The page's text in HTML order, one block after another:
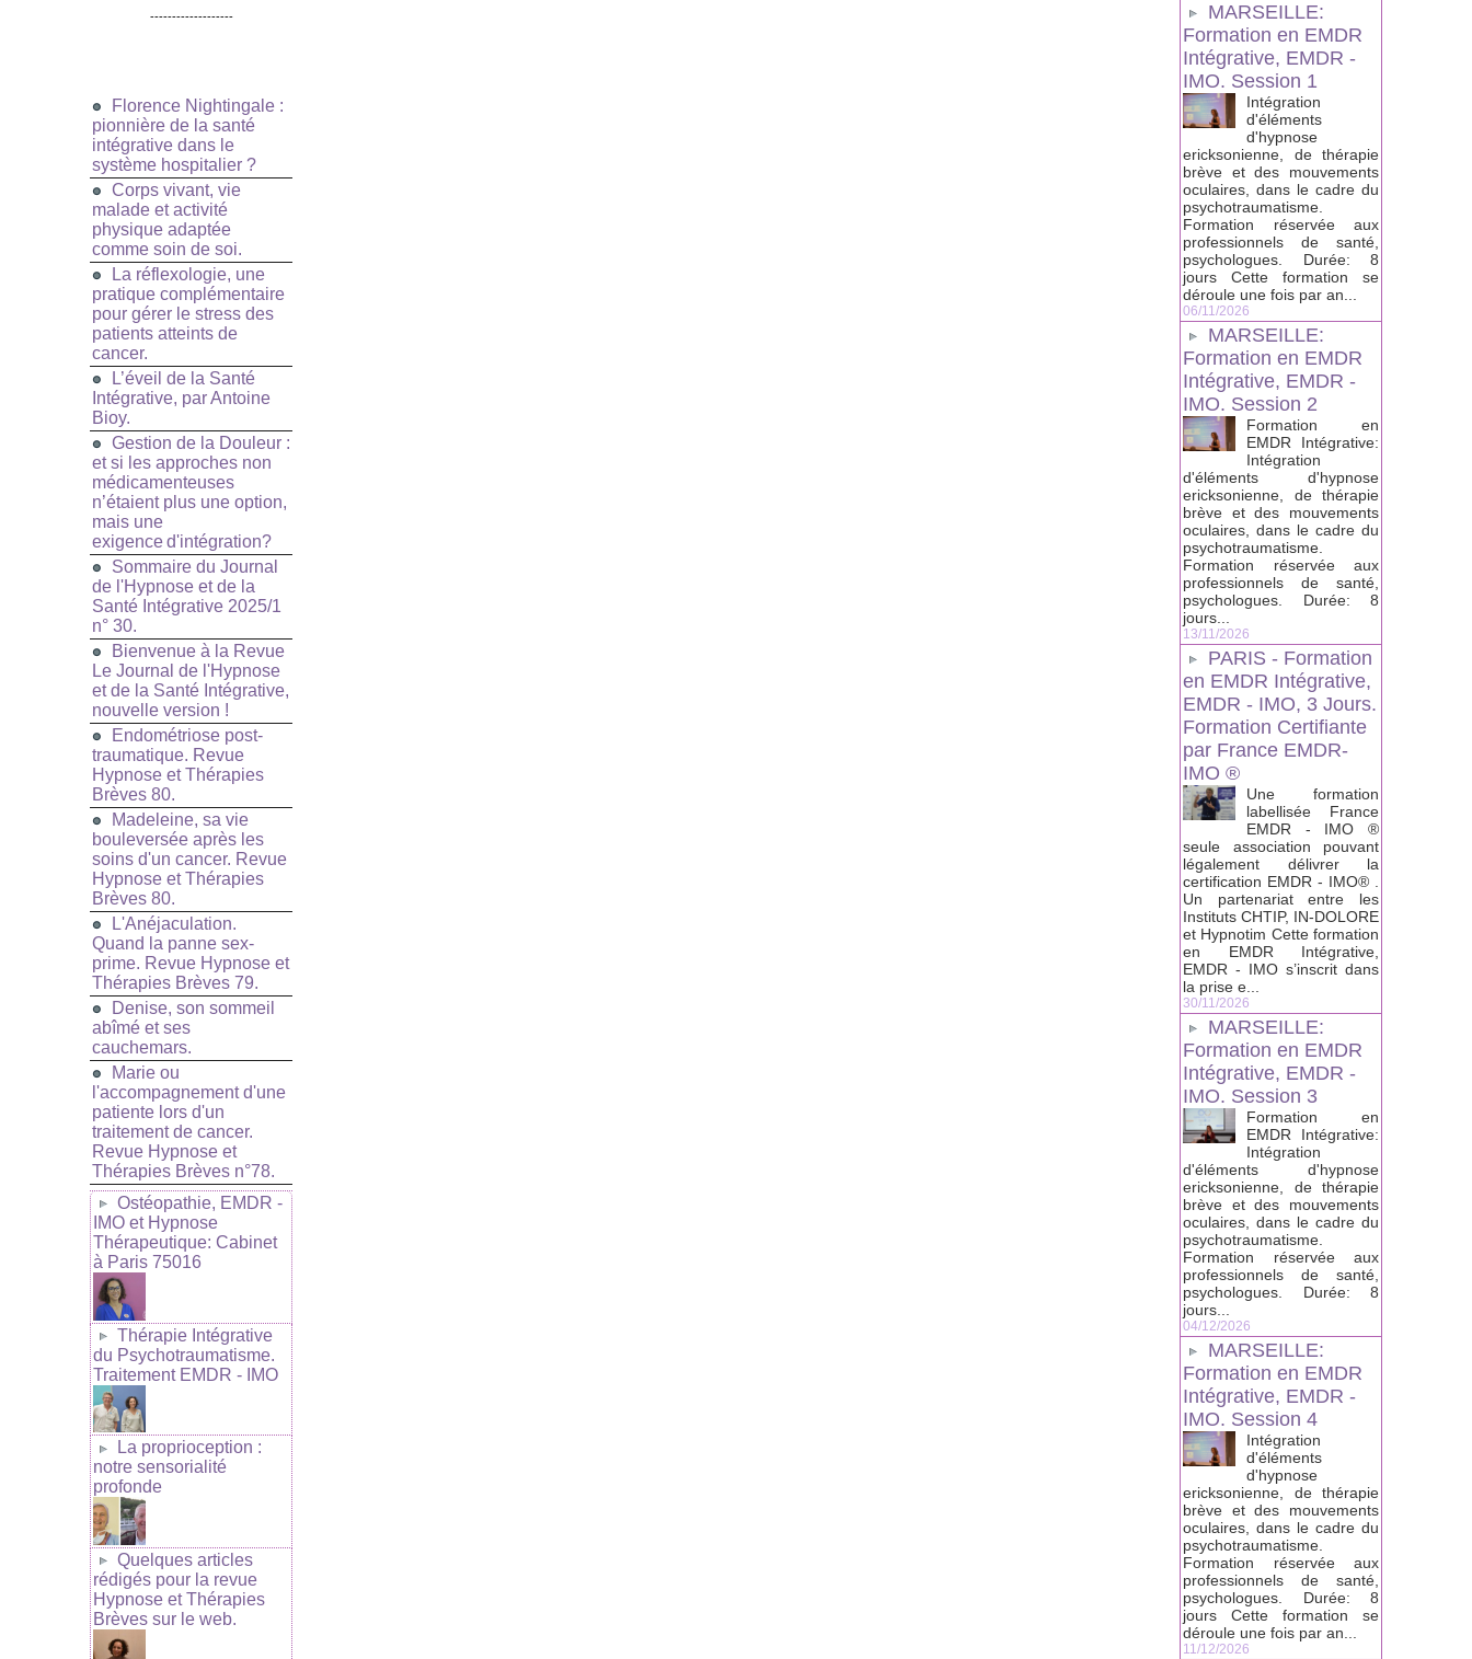
-------------------
Florence Nightingale :
pionnière de la santé
intégrative dans le
système hospitalier ?
Corps vivant, vie
malade et activité
physique adaptée
comme soin de soi.
La réflexologie, une
pratique complémentaire
pour gérer le stress des
patients atteints de
cancer.
L’éveil de la Santé
Intégrative, par Antoine
Bioy.
Gestion de la Douleur :
et si les approches non
médicamenteuses
n’étaient plus une option,
mais une
exigence d'intégration?
Sommaire du Journal
de l'Hypnose et de la
Santé Intégrative 2025/1
n° 30.
Bienvenue à la Revue
Le Journal de l'Hypnose
et de la Santé Intégrative,
nouvelle version !
Endométriose post-
traumatique. Revue
Hypnose et Thérapies
Brèves 80.
Madeleine, sa vie
bouleversée après les
soins d'un cancer. Revue
Hypnose et Thérapies
Brèves 80.
L'Anéjaculation.
Quand la panne sex-
prime. Revue Hypnose et
Thérapies Brèves 79.
Denise, son sommeil
abîmé et ses
cauchemars.
Marie ou
l'accompagnement d'une
patiente lors d'un
traitement de cancer.
Revue Hypnose et
Thérapies Brèves n°78.
Ostéopathie, EMDR -
IMO et Hypnose
Thérapeutique: Cabinet
à Paris 75016
Thérapie Intégrative
du Psychotraumatisme.
Traitement EMDR - IMO
La proprioception :
notre sensorialité
profonde
Quelques articles
rédigés pour la revue
Hypnose et Thérapies
Brèves sur le web.
MARSEILLE:
Formation en EMDR
Intégrative, EMDR -
IMO. Session 1
Intégration
d'éléments
d'hypnose
ericksonienne, de thérapie
brève et des mouvements
oculaires, dans le cadre du
psychotraumatisme.
Formation réservée aux
professionnels de santé,
psychologues. Durée: 8
jours Cette formation se
déroule une fois par an...
06/11/2026
MARSEILLE:
Formation en EMDR
Intégrative, EMDR -
IMO. Session 2
Formation en
EMDR Intégrative:
Intégration
d'éléments d'hypnose
ericksonienne, de thérapie
brève et des mouvements
oculaires, dans le cadre du
psychotraumatisme.
Formation réservée aux
professionnels de santé,
psychologues. Durée: 8
jours...
13/11/2026
PARIS - Formation
en EMDR Intégrative,
EMDR - IMO, 3 Jours.
Formation Certifiante
par France EMDR-
IMO ®
Une formation
labellisée France
EMDR - IMO ®
seule association pouvant
légalement délivrer la
certification EMDR - IMO® .
Un partenariat entre les
Instituts CHTIP, IN-DOLORE
et Hypnotim Cette formation
en EMDR Intégrative,
EMDR - IMO s’inscrit dans
la prise e...
30/11/2026
MARSEILLE:
Formation en EMDR
Intégrative, EMDR -
IMO. Session 3
Formation en
EMDR Intégrative:
Intégration
d'éléments d'hypnose
ericksonienne, de thérapie
brève et des mouvements
oculaires, dans le cadre du
psychotraumatisme.
Formation réservée aux
professionnels de santé,
psychologues. Durée: 8
jours...
04/12/2026
MARSEILLE:
Formation en EMDR
Intégrative, EMDR -
IMO. Session 4
Intégration
d'éléments
d'hypnose
ericksonienne, de thérapie
brève et des mouvements
oculaires, dans le cadre du
psychotraumatisme.
Formation réservée aux
professionnels de santé,
psychologues. Durée: 8
jours Cette formation se
déroule une fois par an...
11/12/2026